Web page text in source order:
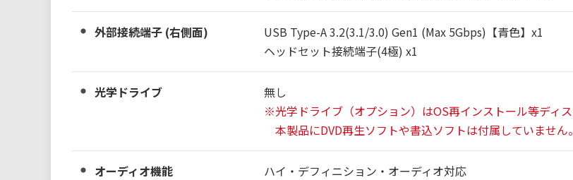
外部接続端子 (右側面)
USB Type-A 3.2(3.1/3.0) Gen1 (Max 5Gbps)【青色】x1
ヘッドセット接続端子(4極) x1
光学ドライブ
無し
※光学ドライブ（オプション）はOS再インストール等ディス
本製品にDVD再生ソフトや書込ソフトは付属していません。
オーディオ機能 ハイ・デフィニション・オーディオ対応